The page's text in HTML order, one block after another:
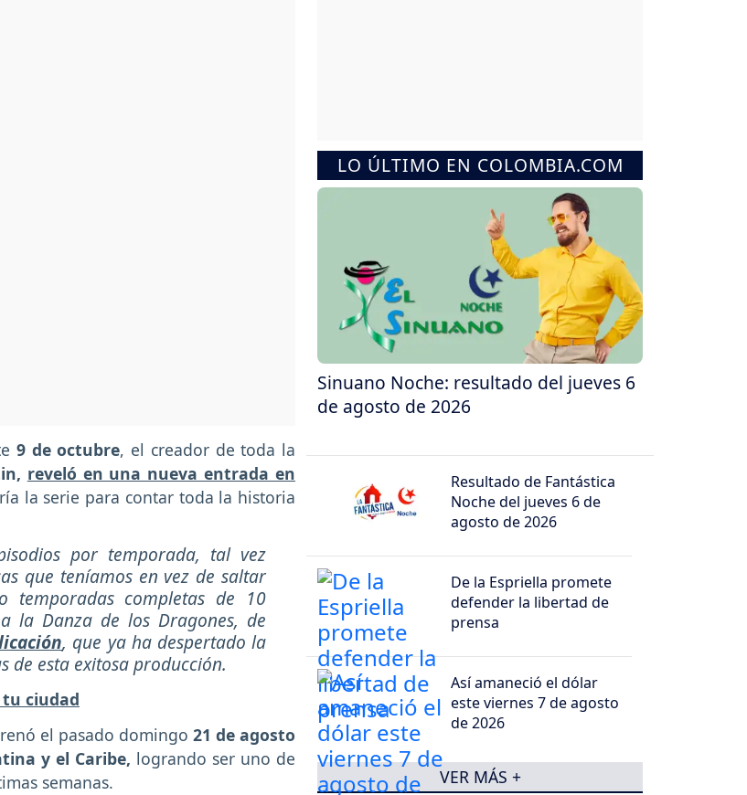
9 de octubre, el creador de toda la
reveló en una nueva entrada en
la serie para contar toda la historia
por temporada, tal vez
que teníamos en vez de saltar
temporadas completas de 10
la Danza de los Dragones, de
, que ya ha despertado la
de esta exitosa producción.
tu ciudad
el pasado domingo 21 de agosto
y el Caribe, logrando ser uno de
semanas.
LO ÚLTIMO EN COLOMBIA.COM
Sinuano Noche: resultado del jueves 6
de agosto de 2026
Resultado de Fantástica
Noche del jueves 6 de
agosto de 2026
De la Espriella promete
defender la libertad de
prensa
Así amaneció el dólar
este viernes 7 de agosto
de 2026
VER MÁS +